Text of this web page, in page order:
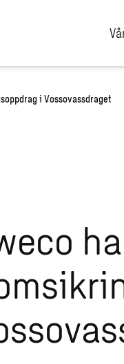
i Vossovassdraget